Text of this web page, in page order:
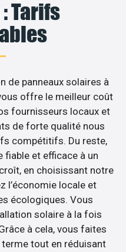
Tarifs
de panneaux solaires à
offre le meilleur coût
fournisseurs locaux et
de forte qualité nous
compétitifs. Du reste,
fiable et efficace à un
en choisissant notre
l’économie locale et
écologiques. Vous
solaire à la fois
à cela, vous faites
tout en réduisant